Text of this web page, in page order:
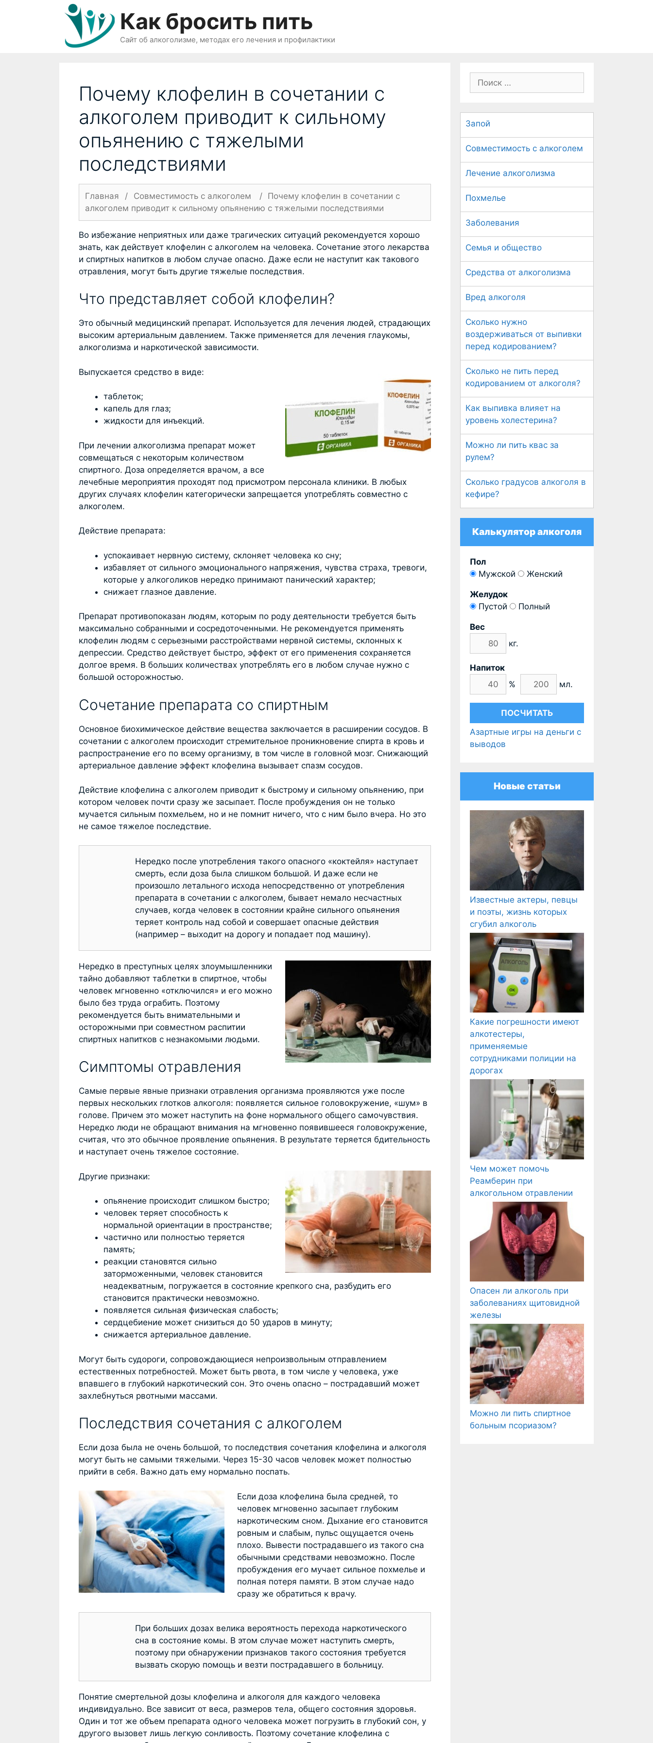
Как бросить пить
Сайт об алкоголизме, методах его лечения и профилактики
Почему клофелин в сочетании с
алкоголем приводит к сильному
опьянению с тяжелыми
последствиями
Главная / Совместимость с алкоголем /
Почему клофелин в сочетании с
алкоголем приводит к сильному опьянению с тяжелыми последствиями
Во избежание неприятных или даже трагических ситуаций рекомендуется хорошо
знать, как действует клофелин с алкоголем на человека. Сочетание этого лекарства
и спиртных напитков в любом случае опасно. Даже если не наступит как такового
отравления, могут быть другие тяжелые последствия.
Что представляет собой клофелин?
Это обычный медицинский препарат. Используется для лечения людей, страдающих
высоким артериальным давлением. Также применяется для лечения глаукомы,
алкоголизма и наркотической зависимости.
Выпускается средство в виде:
таблеток;
капель для глаз;
жидкости для инъекций.
При лечении алкоголизма препарат может
совмещаться с некоторым количеством
спиртного. Доза определяется врачом, а все
лечебные мероприятия проходят под присмотром персонала клиники. В любых
других случаях клофелин категорически запрещается употреблять совместно с
алкоголем.
Действие препарата:
успокаивает нервную систему, склоняет человека ко сну;
избавляет от сильного эмоционального напряжения, чувства страха, тревоги,
которые у алкоголиков нередко принимают панический характер;
снижает глазное давление.
Препарат противопоказан людям, которым по роду деятельности требуется быть
максимально собранными и сосредоточенными. Не рекомендуется применять
клофелин людям с серьезными расстройствами нервной системы, склонных к
депрессии. Средство действует быстро, эффект от его применения сохраняется
долгое время. В больших количествах употреблять его в любом случае нужно с
большой осторожностью.
Сочетание препарата со спиртным
Основное биохимическое действие вещества заключается в расширении сосудов. В
сочетании с алкоголем происходит стремительное проникновение спирта в кровь и
распространение его по всему организму, в том числе в головной мозг. Снижающий
артериальное давление эффект клофелина вызывает спазм сосудов.
Действие клофелина с алкоголем приводит к быстрому и сильному опьянению, при
котором человек почти сразу же засыпает. После пробуждения он не только
мучается сильным похмельем, но и не помнит ничего, что с ним было вчера. Но это
не самое тяжелое последствие.
Нередко после употребления такого опасного «коктейля» наступает
смерть, если доза была слишком большой. И даже если не
произошло летального исхода непосредственно от употребления
препарата в сочетании с алкоголем, бывает немало несчастных
случаев, когда человек в состоянии крайне сильного опьянения
теряет контроль над собой и совершает опасные действия
(например – выходит на дорогу и попадает под машину).
Нередко в преступных целях злоумышленники
тайно добавляют таблетки в спиртное, чтобы
человек мгновенно «отключился» и его можно
было без труда ограбить. Поэтому
рекомендуется быть внимательными и
осторожными при совместном распитии
спиртных напитков с незнакомыми людьми.
Симптомы отравления
Самые первые явные признаки отравления организма проявляются уже после
первых нескольких глотков алкоголя: появляется сильное головокружение, «шум» в
голове. Причем это может наступить на фоне нормального общего самочувствия.
Нередко люди не обращают внимания на мгновенно появившееся головокружение,
считая, что это обычное проявление опьянения. В результате теряется бдительность
и наступает очень тяжелое состояние.
Другие признаки:
опьянение происходит слишком быстро;
человек теряет способность к
нормальной ориентации в пространстве;
частично или полностью теряется
память;
реакции становятся сильно
заторможенными, человек становится
неадекватным, погружается в состояние крепкого сна, разбудить его
становится практически невозможно.
появляется сильная физическая слабость;
сердцебиение может снизиться до 50 ударов в минуту;
снижается артериальное давление.
Могут быть судороги, сопровождающиеся непроизвольным отправлением
естественных потребностей. Может быть рвота, в том числе у человека, уже
впавшего в глубокий наркотический сон. Это очень опасно – пострадавший может
захлебнуться рвотными массами.
Последствия сочетания с алкоголем
Если доза была не очень большой, то последствия сочетания клофелина и алкоголя
могут быть не самыми тяжелыми. Через 15-30 часов человек может полностью
прийти в себя. Важно дать ему нормально поспать.
Если доза клофелина была средней, то
человек мгновенно засыпает глубоким
наркотическим сном. Дыхание его становится
ровным и слабым, пульс ощущается очень
плохо. Вывести пострадавшего из такого сна
обычными средствами невозможно. После
пробуждения его мучает сильное похмелье и
полная потеря памяти. В этом случае надо
сразу же обратиться к врачу.
При больших дозах велика вероятность перехода наркотического
сна в состояние комы. В этом случае может наступить смерть,
поэтому при обнаружении признаков такого состояния требуется
вызвать скорую помощь и везти пострадавшего в больницу.
Понятие смертельной дозы клофелина и алкоголя для каждого человека
индивидуально. Все зависит от веса, размеров тела, общего состояния здоровья.
Один и тот же объем препарата одного человека может погрузить в глубокий сон, у
другого вызовет лишь легкую сонливость. Поэтому сочетание клофелина с
о
с
к
:
Запой
Совместимость с алкоголем
Лечение алкоголизма
Похмелье
Заболевания
Семья и общество
Средства от алкоголизма
Вред алкоголя
Сколько нужно
воздерживаться от выпивки
перед кодированием?
Сколько не пить перед
кодированием от алкоголя?
Как выпивка влияет на
уровень холестерина?
Можно ли пить квас за
рулем?
Сколько градусов алкоголя в
кефире?
Калькулятор алкоголя
Пол
Мужской
Женский
Желудок
Пустой
Полный
Вес
кг.
Напиток
%
мл.
Азартные игры на деньги с
выводов
Новые статьи
Известные актеры, певцы
и поэты, жизнь которых
сгубил алкоголь
Какие погрешности имеют
алкотестеры,
применяемые
сотрудниками полиции на
дорогах
Чем может помочь
Реамберин при
алкогольном отравлении
Опасен ли алкоголь при
заболеваниях щитовидной
железы
Можно ли пить спиртное
больным псориазом?